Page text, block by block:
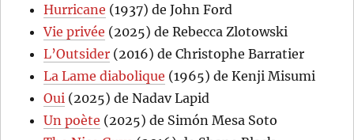
Hurricane (1937) de John Ford
Vie privée (2025) de Rebecca Zlotowski
L’Outsider (2016) de Christophe Barratier
La Lame diabolique (1965) de Kenji Misumi
Oui (2025) de Nadav Lapid
Un poète (2025) de Simón Mesa Soto